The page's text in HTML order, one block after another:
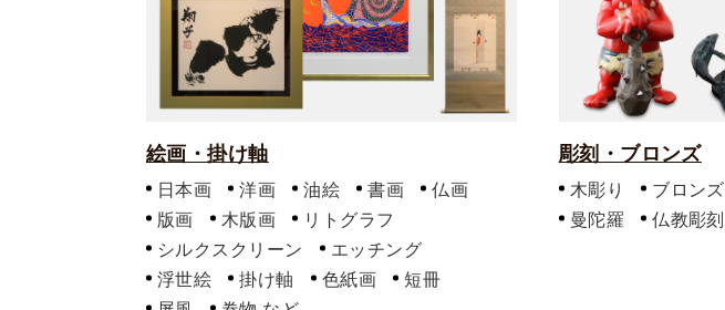
絵画・掛け軸
日本画 洋画 油絵 書画
仏画
版画
木版画
リトグラフ
シルクスクリーン
エッチング
浮世絵
掛け軸 色紙画
短冊
彫刻・ブロンズ
木彫り ブロンズ
曼陀羅
仏教彫刻